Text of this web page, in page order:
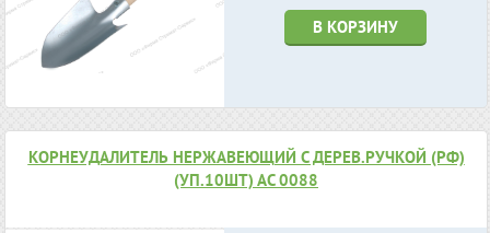
В КОРЗИНУ
КОРНЕУДАЛИТЕЛЬ НЕРЖАВЕЮЩИЙ С ДЕРЕВ.РУЧКОЙ (РФ)
(УП.10ШТ) АС 0088